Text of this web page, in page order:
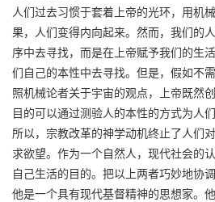
人们过去习惯于套着上帝的光环，用机
果，人们变得内向起来。然而，我们的
序中去寻找，而是在上帝赋予我们的生
们自己的本性中去寻找。但是，假如不
照机械论者关于宇宙的观点，上帝既然
目的可以通过测验人的本性的方式为人
所以，宗教改革的神学动机终止了人们
求欲望。作为一个自然人，现代社会的
自己生活的目的。把以上两者巧妙地协
他是一个具有现代基督精神的思想家。